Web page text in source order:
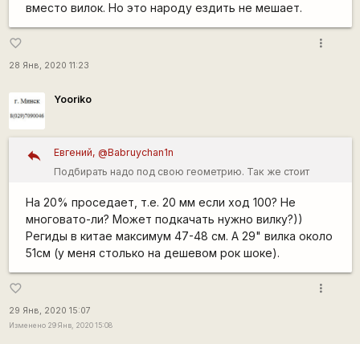
вместо вилок. Но это народу ездить не мешает.
favorite_border
28 Янв, 2020 11:23
more_vert
Yooriko
Евгений, @Babruychan1n
Подбирать надо под свою геометрию. Так же стоит
нормальная вилка под ездоком в покое проседает на 20
+-5% хода (сег). А геометрия нарушается уже от
использования ашаномакетов вместо вилок. Но это
На 20% проседает, т.е. 20 мм если ход 100? Не
многовато-ли? Может подкачать нужно вилку?))
Региды в китае максимум 47-48 см. А 29" вилка около
51см (у меня столько на дешевом рок шоке).
favorite_border
29 Янв, 2020 15:07
Изменено 29 Янв, 2020 15:08
more_vert